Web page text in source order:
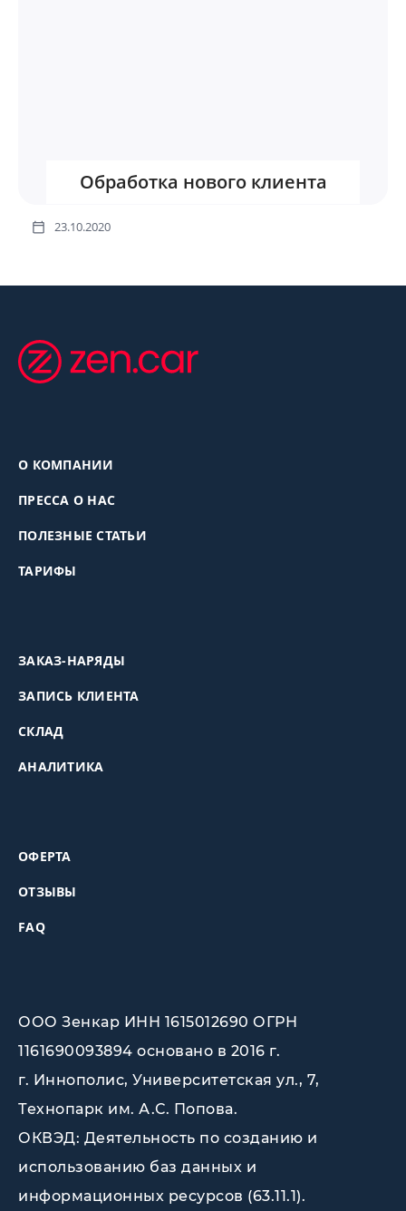
Обработка нового клиента
23.10.2020
О КОМПАНИИ
ПРЕССА О НАС
ПОЛЕЗНЫЕ СТАТЬИ
ТАРИФЫ
ЗАКАЗ-НАРЯДЫ
ЗАПИСЬ КЛИЕНТА
СКЛАД
АНАЛИТИКА
ОФЕРТА
ОТЗЫВЫ
FAQ
ООО Зенкар ИНН 1615012690 ОГРН
1161690093894 основано в 2016 г.
г. Иннополис, Университетская ул., 7,
Технопарк им. А.С. Попова.
ОКВЭД: Деятельность по созданию и
использованию баз данных и
информационных ресурсов (63.11.1).